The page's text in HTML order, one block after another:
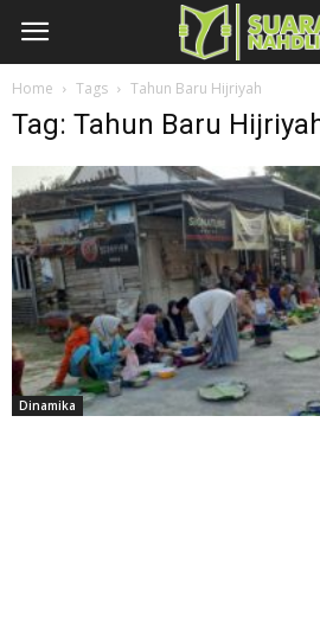
Home Tags Tahun Baru Hijriyah
Tag: Tahun Baru
Dinamika